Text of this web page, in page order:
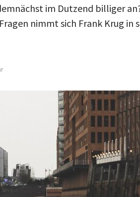
im Dutzend billiger
nimmt sich Frank Krug